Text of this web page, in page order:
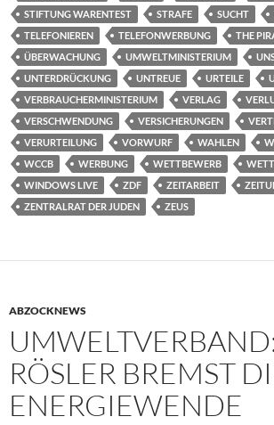
STIFTUNG WARENTEST
STRAFE SUCHT
TELEFONIEREN
TELEFONWERBUNG
THE
ÜBERWACHUNG
UMWELTMINISTERIUM
UNTERDRÜCKUNG
UNTREUE URTEILE
VERBRAUCHERMINISTERIUM
VERLAG
VERSCHWENDUNG
VERSICHERUNGEN
VERURTEILUNG
VORWURF WAHLEN
WCCB
WERBUNG WETTBEWERB
WINDOWS LIVE
ZDF ZEITARBEIT
ZENTRALRAT DER JUDEN
ZEUS
ABZOCKNEWS
RÖSLER BREMST
ENERGIEWENDE